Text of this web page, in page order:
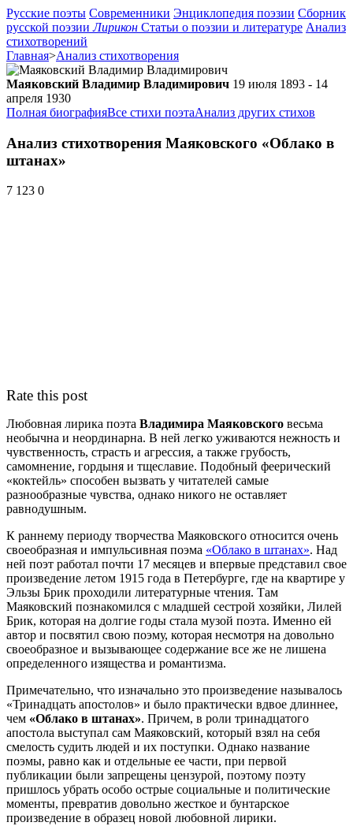
Русские поэты Современники Энциклопедия поэзии Сборник
русской поэзии Лирикон Статьи о поэзии и литературе Анализ
стихотворений
Главная>Анализ стихотворения
Маяковский Владимир Владимирович 19 июля 1893 - 14
апреля 1930
Полная биографияВсе стихи поэтаАнализ других стихов
Анализ стихотворения Маяковского «Облако в
штанах»
7 123 0
Rate this post
Любовная лирика поэта Владимира Маяковского весьма
необычна и неординарна. В ней легко уживаются нежность и
чувственность, страсть и агрессия, а также грубость,
самомнение, гордыня и тщеславие. Подобный феерический
«коктейль» способен вызвать у читателей самые
разнообразные чувства, однако никого не оставляет
равнодушным.
К раннему периоду творчества Маяковского относится очень
своеобразная и импульсивная поэма «Облако в штанах». Над
ней поэт работал почти 17 месяцев и впервые представил свое
произведение летом 1915 года в Петербурге, где на квартире у
Эльзы Брик проходили литературные чтения. Там
Маяковский познакомился с младшей сестрой хозяйки, Лилей
Брик, которая на долгие годы стала музой поэта. Именно ей
автор и посвятил свою поэму, которая несмотря на довольно
своеобразное и вызывающее содержание все же не лишена
определенного изящества и романтизма.
Примечательно, что изначально это произведение называлось
«Тринадцать апостолов» и было практически вдвое длиннее,
чем «Облако в штанах». Причем, в роли тринадцатого
апостола выступал сам Маяковский, который взял на себя
смелость судить людей и их поступки. Однако название
поэмы, равно как и отдельные ее части, при первой
публикации были запрещены цензурой, поэтому поэту
пришлось убрать особо острые социальные и политические
моменты, превратив довольно жесткое и бунтарское
произведение в образец новой любовной лирики.